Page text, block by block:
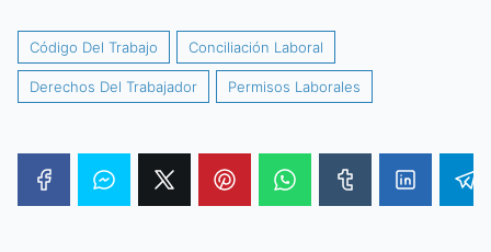
Código Del Trabajo Conciliación Laboral
Derechos Del Trabajador Permisos Laborales